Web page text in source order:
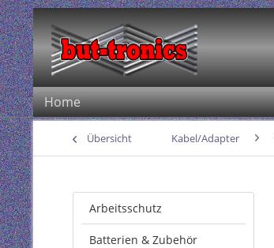
Home
Übersicht Kabel/Adapter
Arbeitsschutz
Batterien & Zubehör